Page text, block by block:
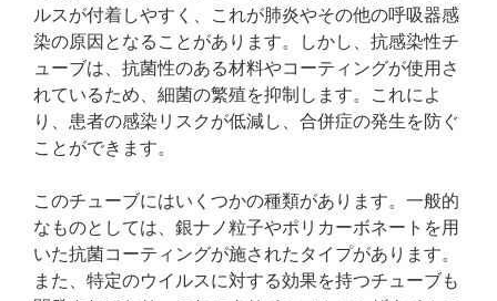
ルスが付着しやすく、これが肺炎やその他の呼吸器感
染の原因となることがあります。しかし、抗感染性チ
ューブは、抗菌性のある材料やコーティングが使用さ
れているため、細菌の繁殖を抑制します。これによ
り、患者の感染リスクが低減し、合併症の発生を防ぐ
ことができます。
このチューブにはいくつかの種類があります。一般的
なものとしては、銀ナノ粒子やポリカーボネートを用
いた抗菌コーティングが施されたタイプがあります。
また、特定のウイルスに対する効果を持つチューブも